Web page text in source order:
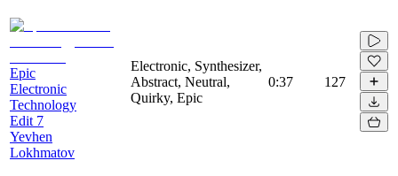
Epic
Electronic
Technology
Edit 7
Yevhen
Lokhmatov
Electronic, Synthesizer,
Abstract, Neutral,
Quirky, Epic
0:37 127